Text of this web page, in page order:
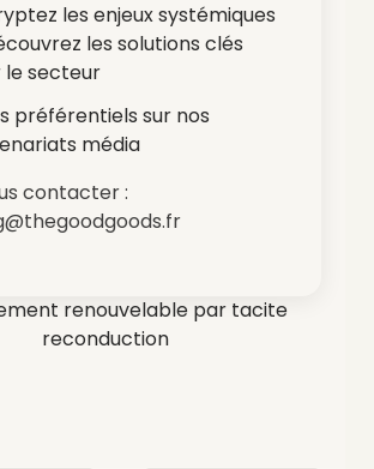
les enjeux systémiques
les solutions clés
le secteur
préférentiels sur nos
média
contacter :
renouvelable par tacite
reconduction